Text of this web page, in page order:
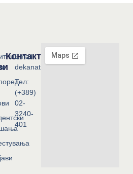
Контакт
Email:
dekanat@flf.ukim.edu.mk
Тел:
(+389)
02-
3240-
401